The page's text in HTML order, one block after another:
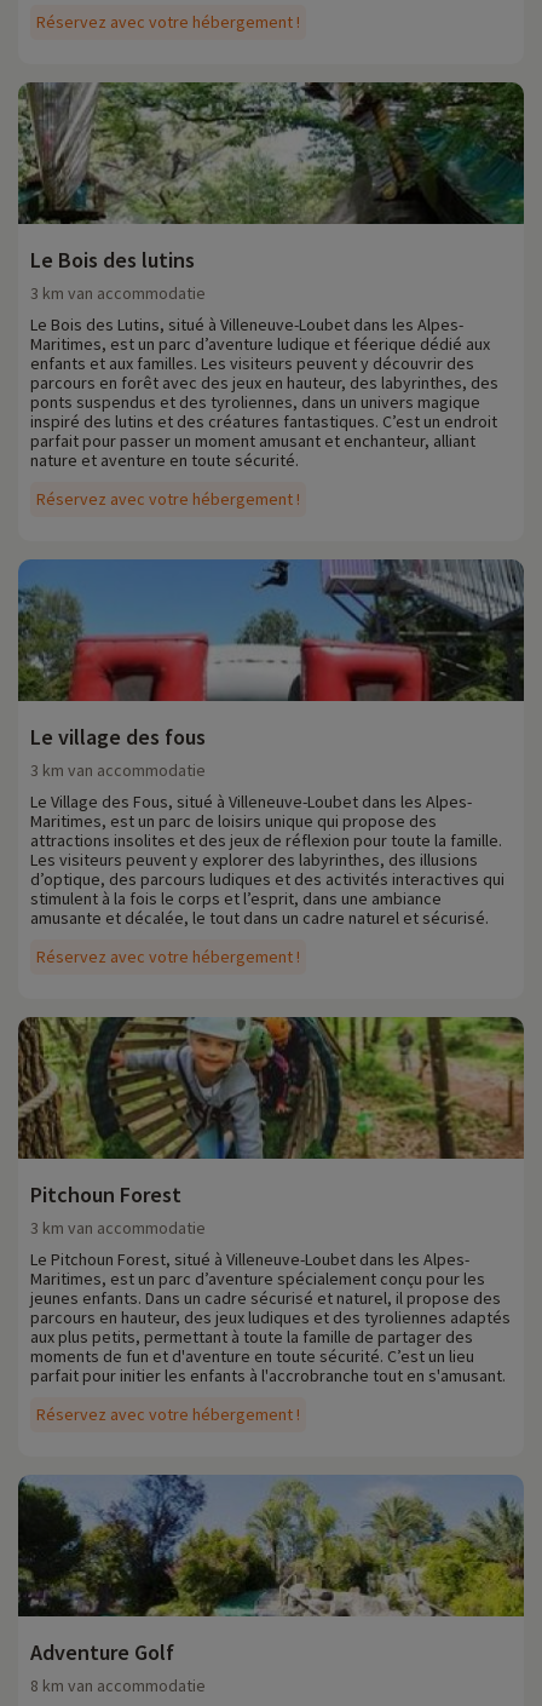
Réservez avec votre hébergement !
Le Bois des lutins
Réservez avec votre hébergement !
3 km van accommodatie
Le Bois des Lutins, situé à Villeneuve-Loubet dans les Alpes-
Maritimes, est un parc d’aventure ludique et féerique dédié aux
enfants et aux familles. Les visiteurs peuvent y découvrir des
parcours en forêt avec des jeux en hauteur, des labyrinthes, des
ponts suspendus et des tyroliennes, dans un univers magique
inspiré des lutins et des créatures fantastiques. C’est un endroit
parfait pour passer un moment amusant et enchanteur, alliant
nature et aventure en toute sécurité.
Le village des fous
Réservez avec votre hébergement !
3 km van accommodatie
Le Village des Fous, situé à Villeneuve-Loubet dans les Alpes-
Maritimes, est un parc de loisirs unique qui propose des
attractions insolites et des jeux de réflexion pour toute la famille.
Les visiteurs peuvent y explorer des labyrinthes, des illusions
d’optique, des parcours ludiques et des activités interactives qui
stimulent à la fois le corps et l’esprit, dans une ambiance
amusante et décalée, le tout dans un cadre naturel et sécurisé.
Pitchoun Forest
Réservez avec votre hébergement !
3 km van accommodatie
Le Pitchoun Forest, situé à Villeneuve-Loubet dans les Alpes-
Maritimes, est un parc d’aventure spécialement conçu pour les
jeunes enfants. Dans un cadre sécurisé et naturel, il propose des
parcours en hauteur, des jeux ludiques et des tyroliennes adaptés
aux plus petits, permettant à toute la famille de partager des
moments de fun et d'aventure en toute sécurité. C’est un lieu
parfait pour initier les enfants à l'accrobranche tout en s'amusant.
Adventure Golf
8 km van accommodatie